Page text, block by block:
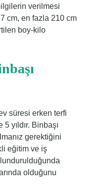
verilmesi
cm, en fazla 210 cm
boy-kilo
süresi erken terfi
5 yıldır. Binbaşı
gerektiğini
eğitim ve iş
olduğunu